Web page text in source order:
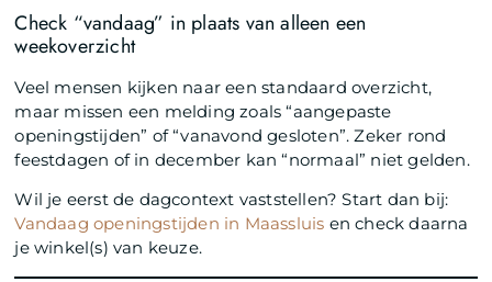
Check “vandaag” in plaats van alleen een
weekoverzicht
Veel mensen kijken naar een standaard overzicht,
maar missen een melding zoals “aangepaste
openingstijden” of “vanavond gesloten”. Zeker rond
feestdagen of in december kan “normaal” niet gelden.
Wil je eerst de dagcontext vaststellen? Start dan bij:
Vandaag openingstijden in Maassluis en check daarna
je winkel(s) van keuze.